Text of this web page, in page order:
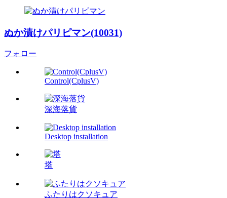
ぬか漬けパリピマン(10031)
フォロー
Control(CplusV)
深海落貨
Desktop installation
塔
ふたりはクソキュア